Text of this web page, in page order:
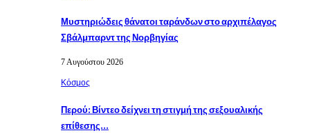
Μυστηριώδεις θάνατοι ταράνδων στο αρχιπέλαγος
Σβάλμπαρντ της Νορβηγίας
7 Αυγούστου 2026
Κόσμος
Περού: Βίντεο δείχνει τη στιγμή της σεξουαλικής
επίθεσης…